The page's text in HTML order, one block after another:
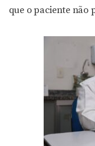
que o paciente não